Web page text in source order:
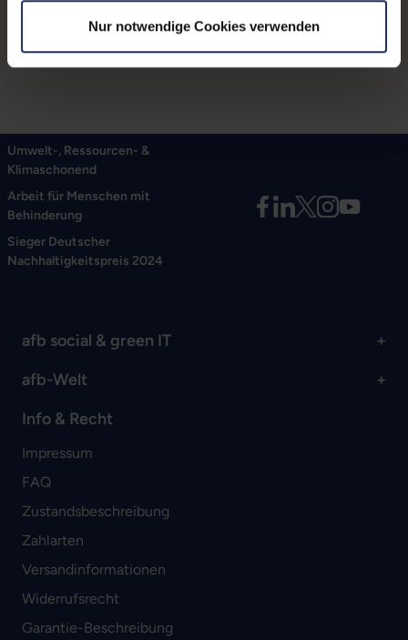
Nur notwendige Cookies verwenden
Magnetische Haftung
Umwelt-, Ressourcen- &
Klimaschonend
Arbeit für Menschen mit
Behinderung
Sieger Deutscher
Nachhaltigkeitspreis 2024
afb social & green IT
afb-Welt
Info & Recht
Impressum
FAQ
Zustandsbeschreibung
Zahlarten
Versandinformationen
Widerrufsrecht
Garantie-Beschreibung